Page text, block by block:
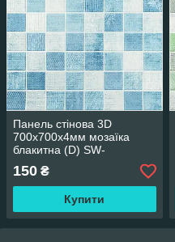
Панель стінова 3D
700х700х4мм мозаїка
блакитна (D) SW-
00002009
150 ₴
Купити